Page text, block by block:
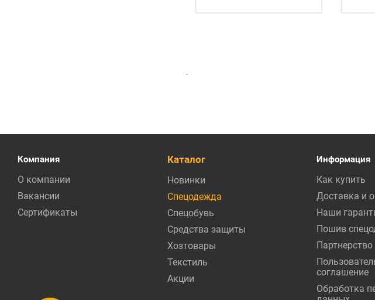
.
Компания
О компании
Вакансии
Сертификаты
Каталог
Новинки
Спецодежда
Спецобувь
Средства защиты
Хозтовары
Текстиль
Акции
Информация
Как купить
Доставка и
Наши
Пошив
Партнерство
соглашение
Обработка